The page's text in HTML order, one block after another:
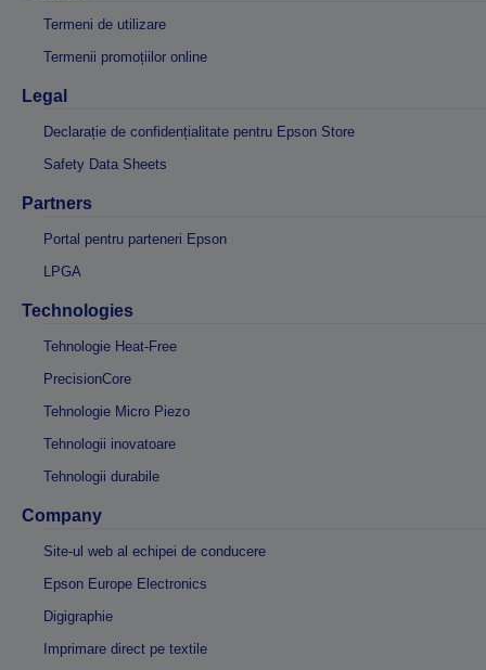
Termeni de utilizare
Termenii promoțiilor online
Legal
Declarație de confidențialitate pentru Epson Store
Safety Data Sheets
Partners
Portal pentru parteneri Epson
LPGA
Technologies
Tehnologie Heat-Free
PrecisionCore
Tehnologie Micro Piezo
Tehnologii inovatoare
Tehnologii durabile
Company
Site-ul web al echipei de conducere
Epson Europe Electronics
Digigraphie
Imprimare direct pe textile